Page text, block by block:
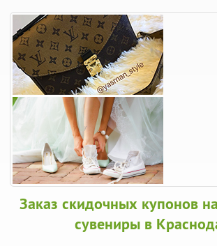
Заказ скидочных купонов
сувениры в